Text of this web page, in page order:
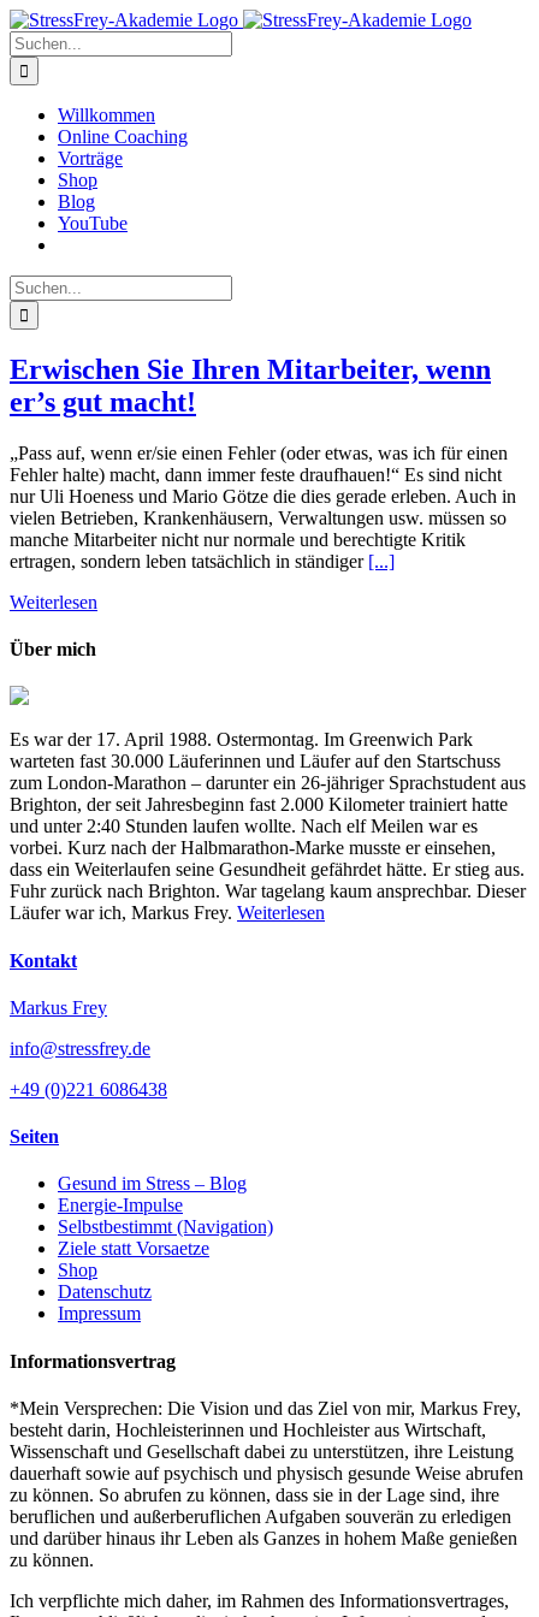
Zum
Inhalt
springen
Suche
nach:
Willkommen
Online Coaching
Vorträge
Shop
Blog
YouTube
Suche
nach:
Erwischen Sie Ihren Mitarbeiter, wenn
er’s gut macht!
„Pass auf, wenn er/sie einen Fehler (oder etwas, was ich für einen
Fehler halte) macht, dann immer feste draufhauen!“ Es sind nicht
nur Uli Hoeness und Mario Götze die dies gerade erleben. Auch in
vielen Betrieben, Krankenhäusern, Verwaltungen usw. müssen so
manche Mitarbeiter nicht nur normale und berechtigte Kritik
ertragen, sondern leben tatsächlich in ständiger [...]
Weiterlesen
Über mich
Es war der 17. April 1988. Ostermontag. Im Greenwich Park
warteten fast 30.000 Läuferinnen und Läufer auf den Startschuss
zum London-Marathon – darunter ein 26-jähriger Sprachstudent aus
Brighton, der seit Jahresbeginn fast 2.000 Kilometer trainiert hatte
und unter 2:40 Stunden laufen wollte. Nach elf Meilen war es
vorbei. Kurz nach der Halbmarathon-Marke musste er einsehen,
dass ein Weiterlaufen seine Gesundheit gefährdet hätte. Er stieg aus.
Fuhr zurück nach Brighton. War tagelang kaum ansprechbar. Dieser
Läufer war ich, Markus Frey. Weiterlesen
Kontakt
Markus Frey
info@stressfrey.de
+49 (0)221 6086438
Seiten
Gesund im Stress – Blog
Energie-Impulse
Selbstbestimmt (Navigation)
Ziele statt Vorsaetze
Shop
Datenschutz
Impressum
Informationsvertrag
*Mein Versprechen: Die Vision und das Ziel von mir, Markus Frey,
besteht darin, Hochleisterinnen und Hochleister aus Wirtschaft,
Wissenschaft und Gesellschaft dabei zu unterstützen, ihre Leistung
dauerhaft sowie auf psychisch und physisch gesunde Weise abrufen
zu können. So abrufen zu können, dass sie in der Lage sind, ihre
beruflichen und außerberuflichen Aufgaben souverän zu erledigen
und darüber hinaus ihr Leben als Ganzes in hohem Maße genießen
zu können.
Ich verpflichte mich daher, im Rahmen des Informationsvertrages,